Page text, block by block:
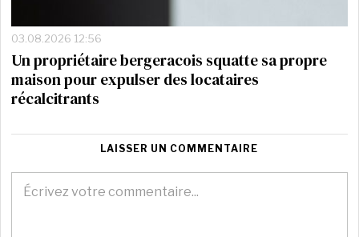
03.08.2026 12:56
Un propriétaire bergeracois squatte sa propre
maison pour expulser des locataires
récalcitrants
LAISSER UN COMMENTAIRE